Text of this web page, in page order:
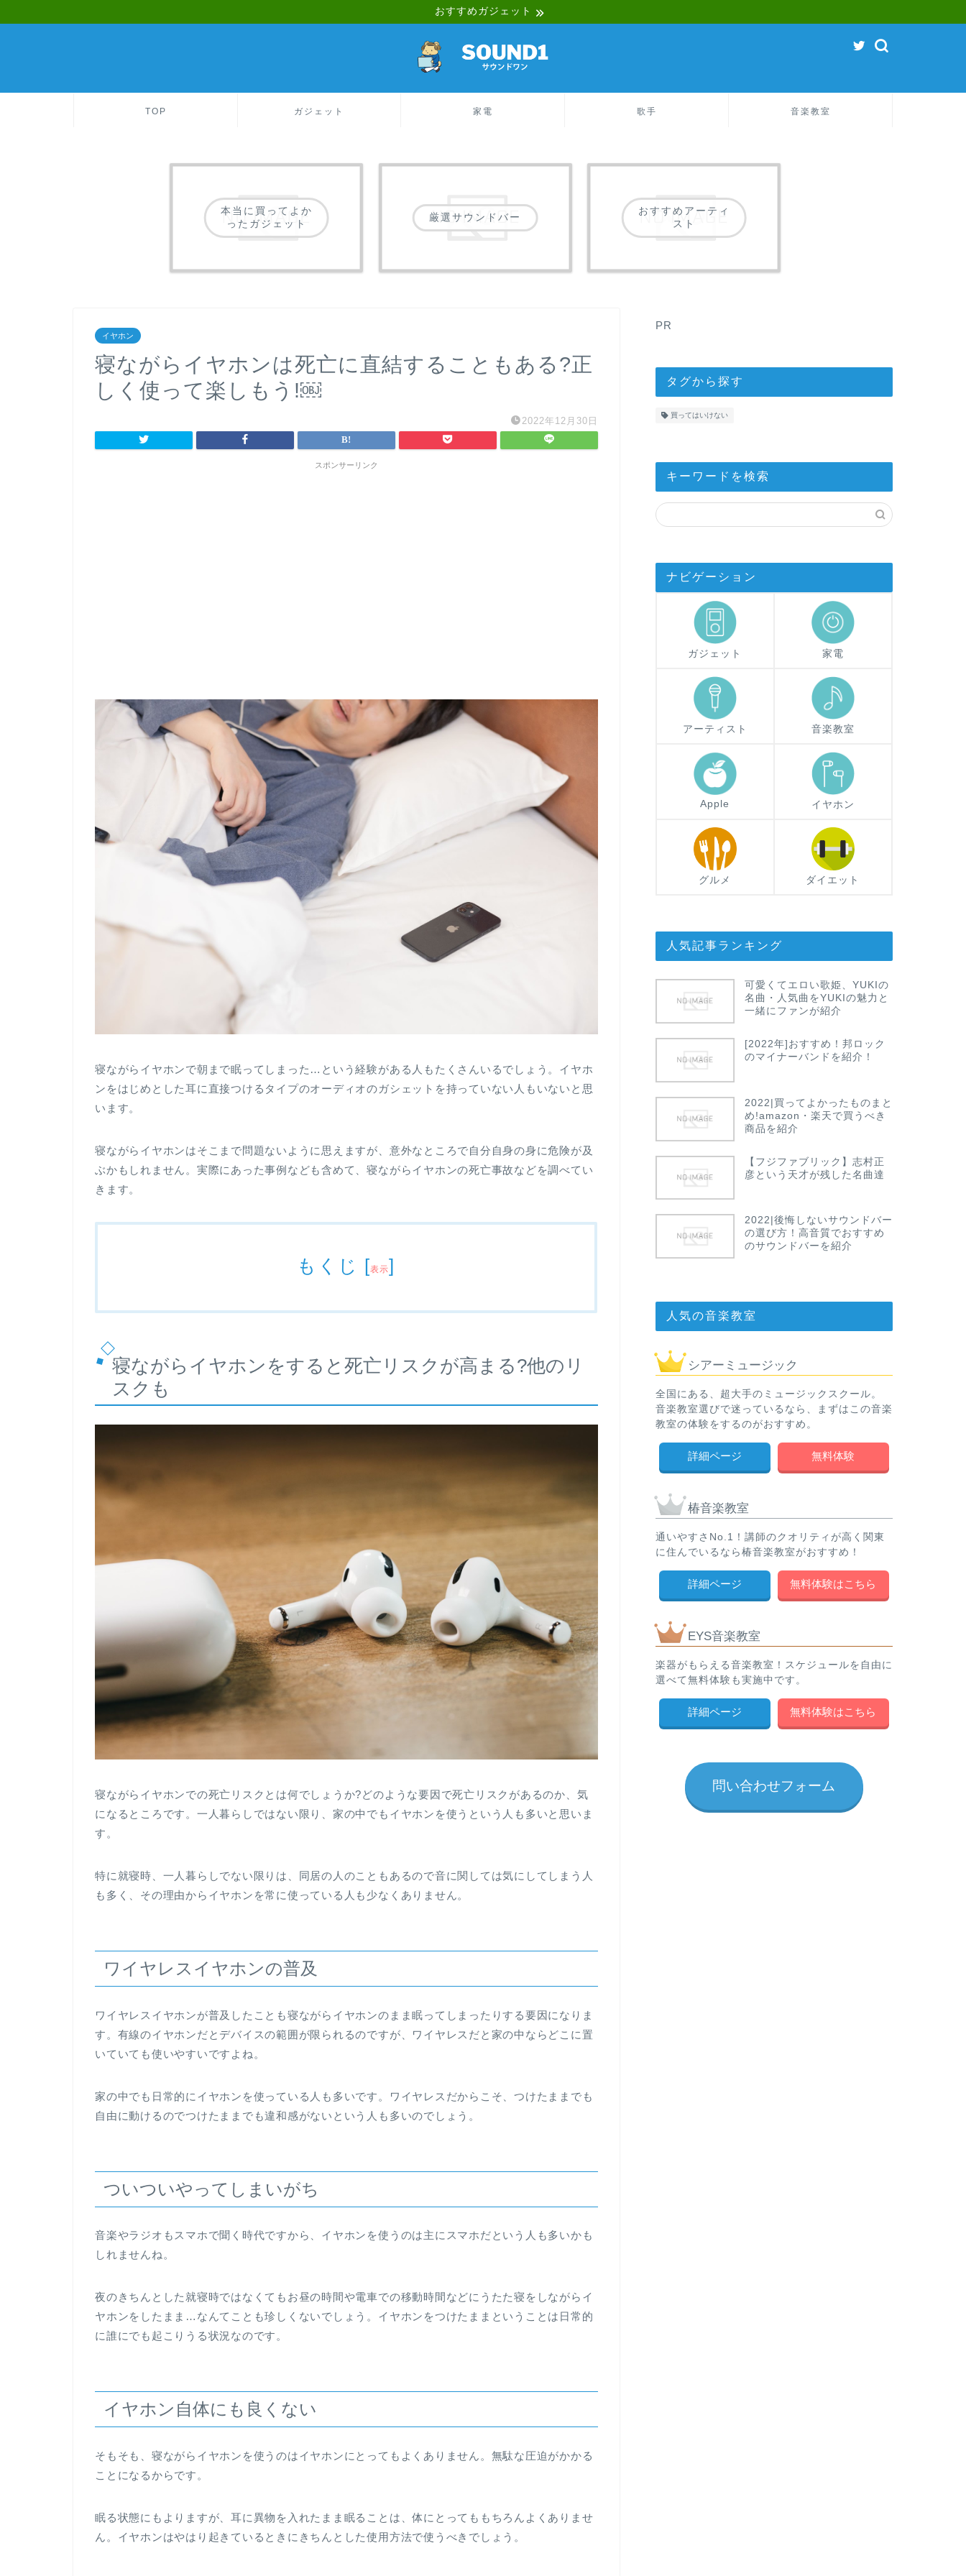
おすすめガジェット
TOP ガジェット 家電 歌手 音楽教室
本当に買ってよか
ったガジェット
厳選サウンドバー
おすすめアーティ
スト
イヤホン
寝ながらイヤホンは死亡に直結することもある?正
しく使って楽しもう!￼
2022年12月30日
スポンサーリンク
寝ながらイヤホンで朝まで眠ってしまった…という経験がある人もたくさんいるでしょう。イヤホ
ンをはじめとした耳に直接つけるタイプのオーディオのガシェットを持っていない人もいないと思
います。
寝ながらイヤホンはそこまで問題ないように思えますが、意外なところで自分自身の身に危険が及
ぶかもしれません。実際にあった事例なども含めて、寝ながらイヤホンの死亡事故などを調べてい
きます。
もくじ [表示]
寝ながらイヤホンをすると死亡リスクが高まる?他のリ
スクも
寝ながらイヤホンでの死亡リスクとは何でしょうか?どのような要因で死亡リスクがあるのか、気
になるところです。一人暮らしではない限り、家の中でもイヤホンを使うという人も多いと思いま
す。
特に就寝時、一人暮らしでない限りは、同居の人のこともあるので音に関しては気にしてしまう人
も多く、その理由からイヤホンを常に使っている人も少なくありません。
ワイヤレスイヤホンの普及
ワイヤレスイヤホンが普及したことも寝ながらイヤホンのまま眠ってしまったりする要因になりま
す。有線のイヤホンだとデバイスの範囲が限られるのですが、ワイヤレスだと家の中ならどこに置
いていても使いやすいですよね。
家の中でも日常的にイヤホンを使っている人も多いです。ワイヤレスだからこそ、つけたままでも
自由に動けるのでつけたままでも違和感がないという人も多いのでしょう。
ついついやってしまいがち
音楽やラジオもスマホで聞く時代ですから、イヤホンを使うのは主にスマホだという人も多いかも
しれませんね。
夜のきちんとした就寝時ではなくてもお昼の時間や電車での移動時間などにうたた寝をしながらイ
ヤホンをしたまま…なんてことも珍しくないでしょう。イヤホンをつけたままということは日常的
に誰にでも起こりうる状況なのです。
イヤホン自体にも良くない
そもそも、寝ながらイヤホンを使うのはイヤホンにとってもよくありません。無駄な圧迫がかかる
ことになるからです。
眠る状態にもよりますが、耳に異物を入れたまま眠ることは、体にとってももちろんよくありませ
ん。イヤホンはやはり起きているときにきちんとした使用方法で使うべきでしょう。
PR
タグから探す
買ってはいけない
キーワードを検索
ナビゲーション
ガジェット 家電
アーティスト 音楽教室
Apple イヤホン
グルメ ダイエット
人気記事ランキング
可愛くてエロい歌姫、YUKIの
名曲・人気曲をYUKIの魅力と
一緒にファンが紹介
[2022年]おすすめ！邦ロック
のマイナーバンドを紹介！
2022|買ってよかったものまと
め!amazon・楽天で買うべき
商品を紹介
【フジファブリック】志村正
彦という天才が残した名曲達
2022|後悔しないサウンドバー
の選び方！高音質でおすすめ
のサウンドバーを紹介
人気の音楽教室
シアーミュージック
全国にある、超大手のミュージックスクール。
音楽教室選びで迷っているなら、まずはこの音楽
教室の体験をするのがおすすめ。
詳細ページ 無料体験
椿音楽教室
通いやすさNo.1！講師のクオリティが高く関東
に住んでいるなら椿音楽教室がおすすめ！
詳細ページ 無料体験はこちら
EYS音楽教室
楽器がもらえる音楽教室！スケジュールを自由に
選べて無料体験も実施中です。
詳細ページ 無料体験はこちら
問い合わせフォーム